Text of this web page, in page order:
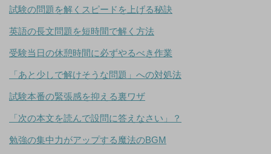
試験の問題を解くスピードを上げる秘訣
英語の長文問題を短時間で解く方法
受験当日の休憩時間に必ずやるべき作業
「あと少しで解けそうな問題」への対処法
試験本番の緊張感を抑える裏ワザ
「次の本文を読んで設問に答えなさい」？
勉強の集中力がアップする魔法のBGM